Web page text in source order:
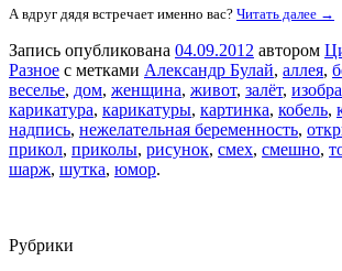
А вдруг дядя встречает именно вас? Читать далее →
Запись опубликована 04.09.2012 автором
Разное с метками Александр Булай, аллея,
веселье, дом, женщина, живот, залёт,
карикатура, карикатуры, картинка, кобель,
надпись, нежелательная беременность,
прикол, приколы, рисунок, смех, смешно,
шарж, шутка, юмор.
Рубрики